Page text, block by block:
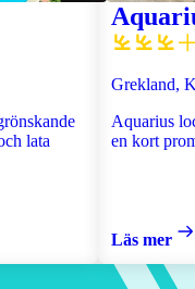
lata
Grekland,
Aquarius
en kort
Läs mer